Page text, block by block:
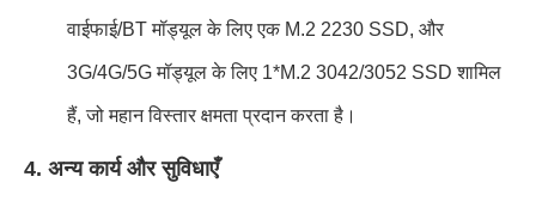
वाईफाई/BT मॉड्यूल के लिए एक M.2 2230 SSD, और
3G/4G/5G मॉड्यूल के लिए 1*M.2 3042/3052 SSD शामिल
हैं, जो महान विस्तार क्षमता प्रदान करता है।
4. अन्य कार्य और सुविधाएँ